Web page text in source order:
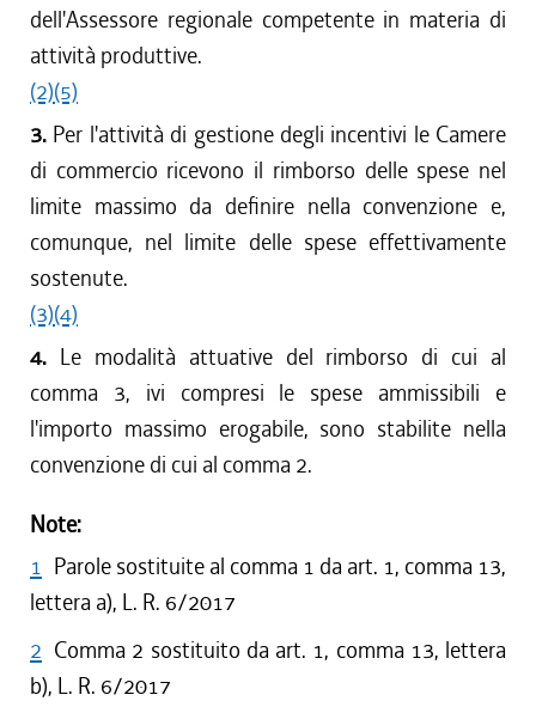
dell'Assessore regionale competente in materia di
attività produttive.
(2)(5)
3. Per l'attività di gestione degli incentivi le Camere
di commercio ricevono il rimborso delle spese nel
limite massimo da definire nella convenzione e,
comunque, nel limite delle spese effettivamente
sostenute.
(3)(4)
4. Le modalità attuative del rimborso di cui al
comma 3, ivi compresi le spese ammissibili e
l'importo massimo erogabile, sono stabilite nella
convenzione di cui al comma 2.
Note:
1 Parole sostituite al comma 1 da art. 1, comma 13,
lettera a), L. R. 6/2017
2 Comma 2 sostituito da art. 1, comma 13, lettera
b), L. R. 6/2017